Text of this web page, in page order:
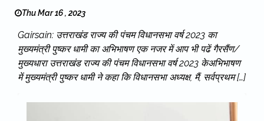
Thu Mar 16 , 2023
Gairsain: उत्तराखंड राज्य की पंचम विधानसभा वर्ष 2023 का
मुख्यमंत्री पुष्कर धामी का अभिभाषण एक नजर में आप भी पढें गैरसैंण/
मुख्यधारा उत्तराखंड राज्य की पंचम विधानसभा वर्ष 2023 केअभिभाषण
में मुख्यमंत्री पुष्कर धामी ने कहा कि विधानसभा अध्यक्ष, मैं, सर्वप्रथम […]